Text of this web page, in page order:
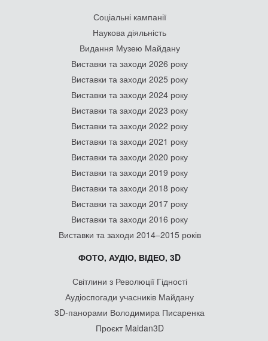
Соціальні кампанії
Наукова діяльність
Видання Музею Майдану
Виставки та заходи 2026 року
Виставки та заходи 2025 року
Виставки та заходи 2024 року
Виставки та заходи 2023 року
Виставки та заходи 2022 року
Виставки та заходи 2021 року
Виставки та заходи 2020 року
Виставки та заходи 2019 року
Виставки та заходи 2018 року
Виставки та заходи 2017 року
Виставки та заходи 2016 року
Виставки та заходи 2014–2015 років
ФОТО, АУДІО, ВІДЕО, 3D
Світлини з Революції Гідності
Аудіоспогади учасників Майдану
3D-панорами Володимира Писаренка
Проєкт Maidan3D